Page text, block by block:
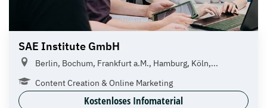
SAE Institute GmbH
Berlin, Bochum, Frankfurt a.M., Hamburg, Köln,...
Content Creation & Online Marketing
Kostenloses Infomaterial